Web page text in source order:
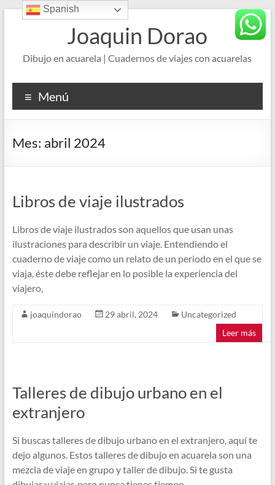
Saltar
Joaquin Dorao
Dibujo en acuarela | Cuadernos de viajes con acuarelas
Menú
Mes: abril 2024
Libros de viaje ilustrados
Libros de viaje ilustrados son aquellos que usan unas
ilustraciones para describir un viaje. Entendiendo el
cuaderno de viaje como un relato de un periodo en el que se
viaja, éste debe reflejar en lo posible la experiencia del
viajero,
joaquindorao 29 abril, 2024
Uncategorized
Leer más
Talleres de dibujo urbano en el
extranjero
Si buscas talleres de dibujo urbano en el extranjero, aquí te
dejo algunos. Estos talleres de dibujo en acuarela son una
mezcla de viaje en grupo y taller de dibujo. Si te gusta
Spanish